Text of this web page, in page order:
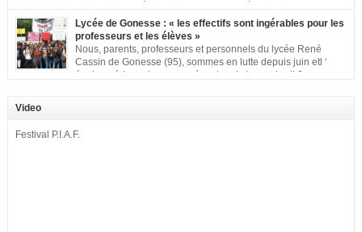
classe aux Longues Rayes ». Non à la dégradation continue des conditions
d’accueil et d’apprentissage de nos enfants à l’école primaire. Chaque
enfant a droit à […]
Lycée de Gonesse : « les effectifs sont ingérables pour les
professeurs et les élèves »
Nous, parents, professeurs et personnels du lycée René
Cassin de Gonesse (95), sommes en lutte depuis juin etl ‘
équipe pédagogique en grève depuis le vendredi 2
nombreuses classes de première et […]
Video
Festival P.I.A.F.